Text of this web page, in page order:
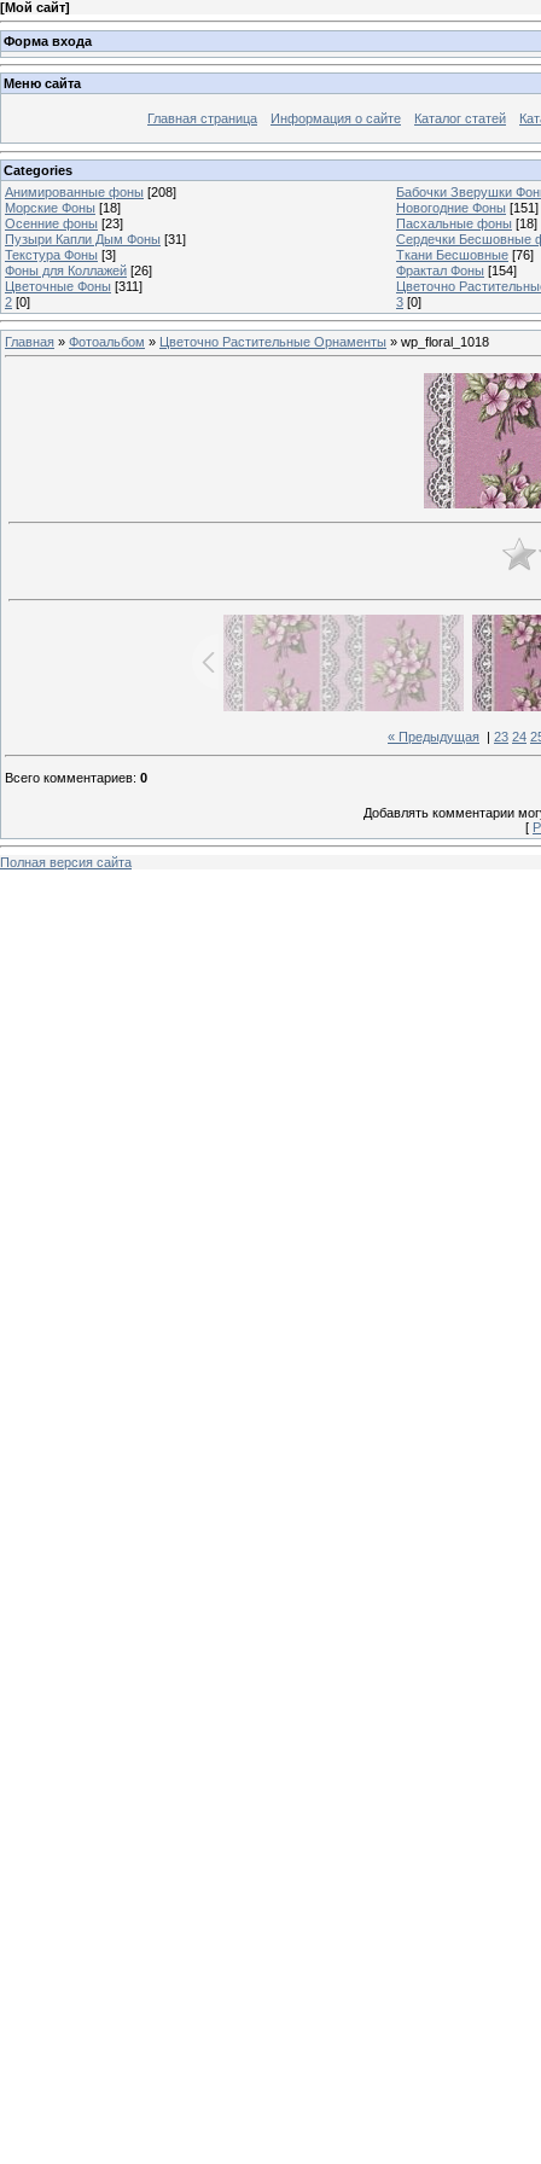
[Мой сайт]
Форма входа
Меню сайта
Главная страница Информация о сайте Каталог статей
Categories
Анимированные фоны [208]
Бабочки Зверушки
Морские Фоны [18] Новогодние Фоны [151]
Осенние фоны [23] Пасхальные фоны [18]
Пузыри Капли Дым Фоны [31]
Сердечки Бесшовные
Текстура Фоны [3] Ткани Бесшовные [76]
Фоны для Коллажей [26] Фрактал Фоны [154]
Цветочные Фоны [311]
Цветочно
2 [0] 3 [0]
Главная » Фотоальбом » Цветочно Растительные Орнаменты » wp_floral_1018
« Предыдущая 23 24
Всего комментариев: 0
Добавлять комментарии
[
Полная версия сайта